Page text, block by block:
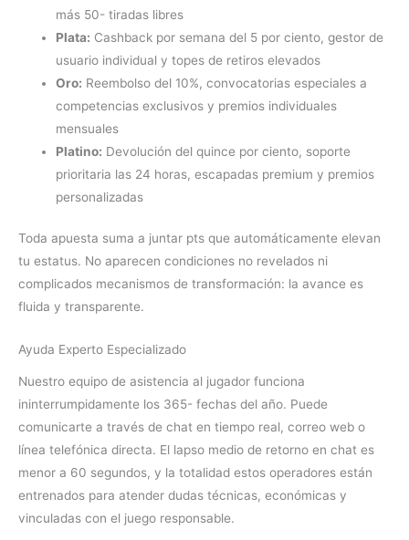
más 50- tiradas libres
Plata: Cashback por semana del 5 por ciento, gestor de
usuario individual y topes de retiros elevados
Oro: Reembolso del 10%, convocatorias especiales a
competencias exclusivos y premios individuales
mensuales
Platino: Devolución del quince por ciento, soporte
prioritaria las 24 horas, escapadas premium y premios
personalizadas
Toda apuesta suma a juntar pts que automáticamente elevan
tu estatus. No aparecen condiciones no revelados ni
complicados mecanismos de transformación: la avance es
fluida y transparente.
Ayuda Experto Especializado
Nuestro equipo de asistencia al jugador funciona
ininterrumpidamente los 365- fechas del año. Puede
comunicarte a través de chat en tiempo real, correo web o
línea telefónica directa. El lapso medio de retorno en chat es
menor a 60 segundos, y la totalidad estos operadores están
entrenados para atender dudas técnicas, económicas y
vinculadas con el juego responsable.